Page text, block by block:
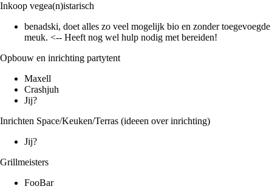
Inkoop vegea(n)istarisch
benadski, doet alles zo veel mogelijk bio en zonder toegevoegde
meuk. <-- Heeft nog wel hulp nodig met bereiden!
Opbouw en inrichting partytent
Maxell
Crashjuh
Jij?
Inrichten Space/Keuken/Terras (ideeen over inrichting)
Jij?
Grillmeisters
FooBar